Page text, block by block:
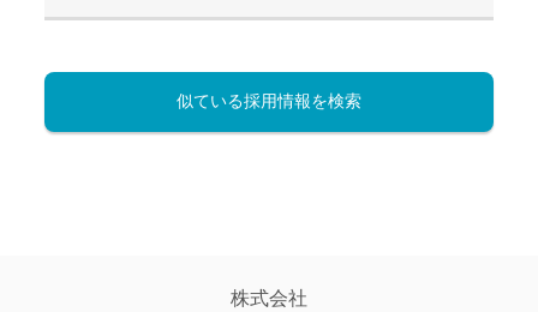
似ている採用情報を検索
株式会社